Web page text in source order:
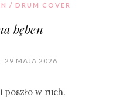
/ DRUM COVER
bęben
29 MAJA 2026
poszło w ruch.